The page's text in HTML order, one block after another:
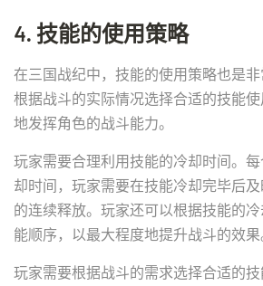
4. 技能的使用策略
在三国战纪中，技能的使用策略也是
根据战斗的实际情况选择合适的技能
地发挥角色的战斗能力。
玩家需要合理利用技能的冷却时间。
却时间，玩家需要在技能冷却完毕后
的连续释放。玩家还可以根据技能的
能顺序，以最大程度地提升战斗的效果
玩家需要根据战斗的需求选择合适的